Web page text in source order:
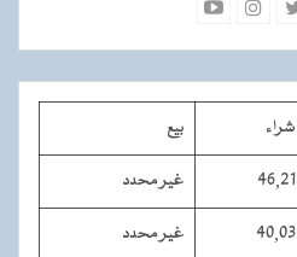
شراء بيع
46,21 غير محدد
40,03 غير محدد